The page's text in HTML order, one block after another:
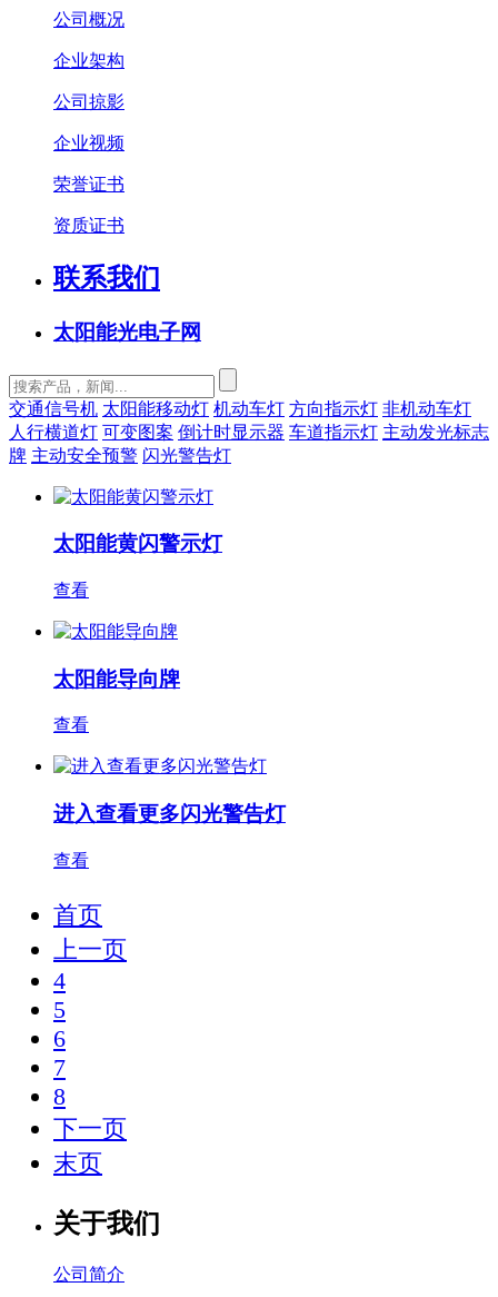
公司概况
企业架构
公司掠影
企业视频
荣誉证书
资质证书
联系我们
太阳能光电子网
交通信号机 太阳能移动灯 机动车灯 方向指示灯 非机动车灯
人行横道灯 可变图案 倒计时显示器 车道指示灯 主动发光标志
牌 主动安全预警 闪光警告灯
太阳能黄闪警示灯
查看
太阳能导向牌
查看
进入查看更多闪光警告灯
查看
首页
上一页
4
5
6
7
8
下一页
末页
关于我们
公司简介